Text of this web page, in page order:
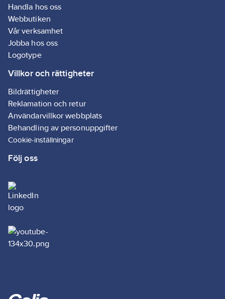
(ska ej skyddsjordas).
IP44.
Artikelnr: 4093025081
Ean
artikelnr:
7391477155014
artikelnr:
9302508
Materialklass GG27
Handla hos oss
Webbutiken
Vår verksamhet
Jobba hos oss
Logotype
Villkor och rättigheter
Bildrättigheter
Reklamation och retur
Användarvillkor webbplats
Behandling av personuppgifter
Cookie-inställningar
Följ oss